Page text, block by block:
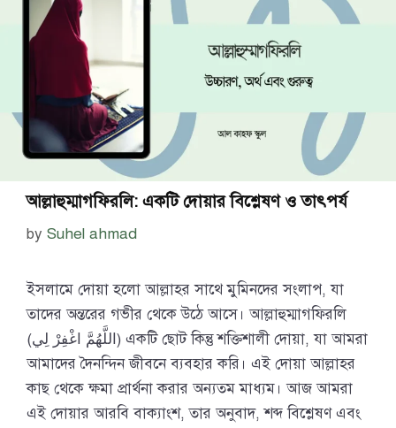
আল্লাহুম্মাগফিরলি: একটি দোয়ার বিশ্লেষণ ও তাৎপর্য
by Suhel ahmad
ইসলামে দোয়া হলো আল্লাহর সাথে মুমিনদের সংলাপ, যা
তাদের অন্তরের গভীর থেকে উঠে আসে। আল্লাহুম্মাগফিরলি
(اللَّهُمَّ اغْفِرْ لِي) একটি ছোট কিন্তু শক্তিশালী দোয়া, যা আমরা
আমাদের দৈনন্দিন জীবনে ব্যবহার করি। এই দোয়া আল্লাহর
কাছ থেকে ক্ষমা প্রার্থনা করার অন্যতম মাধ্যম। আজ আমরা
এই দোয়ার আরবি বাক্যাংশ, তার অনুবাদ, শব্দ বিশ্লেষণ এবং